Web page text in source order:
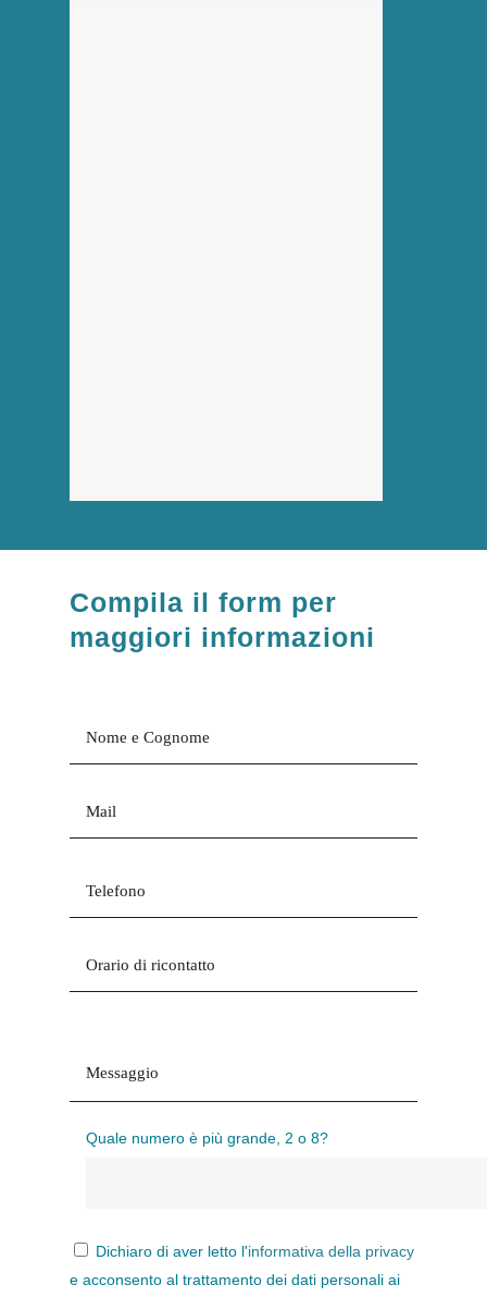
Compila il form per
maggiori informazioni
Quale numero è più grande, 2 o 8?
Dichiaro di aver letto l'informativa della privacy
e acconsento al trattamento dei dati personali ai